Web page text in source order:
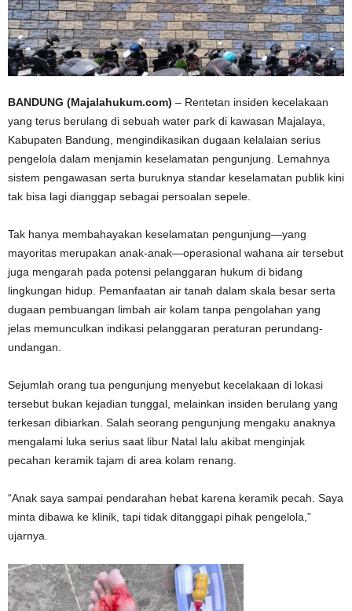
BANDUNG (Majalahukum.com) – Rentetan insiden kecelakaan
yang terus berulang di sebuah water park di kawasan Majalaya,
Kabupaten Bandung, mengindikasikan dugaan kelalaian serius
pengelola dalam menjamin keselamatan pengunjung. Lemahnya
sistem pengawasan serta buruknya standar keselamatan publik kini
tak bisa lagi dianggap sebagai persoalan sepele.
Tak hanya membahayakan keselamatan pengunjung—yang
mayoritas merupakan anak-anak—operasional wahana air tersebut
juga mengarah pada potensi pelanggaran hukum di bidang
lingkungan hidup. Pemanfaatan air tanah dalam skala besar serta
dugaan pembuangan limbah air kolam tanpa pengolahan yang
jelas memunculkan indikasi pelanggaran peraturan perundang-
undangan.
Sejumlah orang tua pengunjung menyebut kecelakaan di lokasi
tersebut bukan kejadian tunggal, melainkan insiden berulang yang
terkesan dibiarkan. Salah seorang pengunjung mengaku anaknya
mengalami luka serius saat libur Natal lalu akibat menginjak
pecahan keramik tajam di area kolam renang.
“Anak saya sampai pendarahan hebat karena keramik pecah. Saya
minta dibawa ke klinik, tapi tidak ditanggapi pihak pengelola,”
ujarnya.